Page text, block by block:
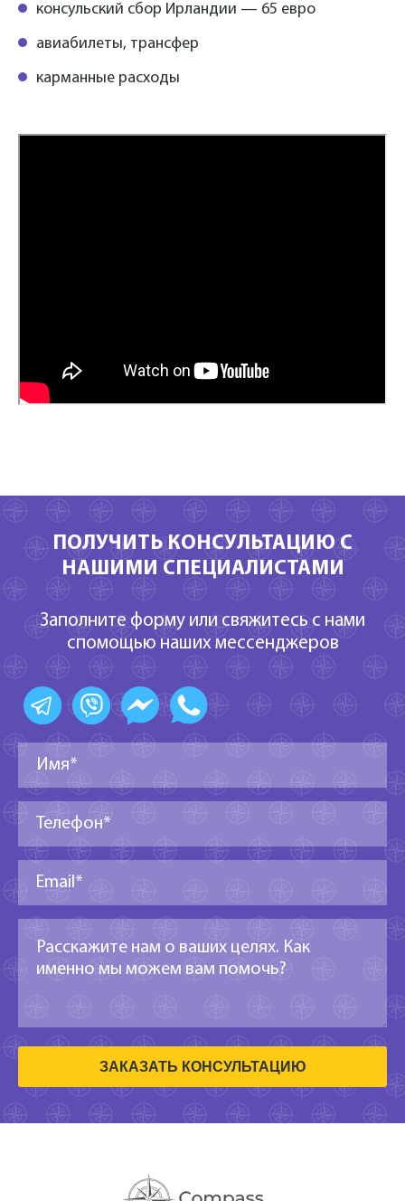
консульский сбор Ирландии — 65 евро
авиабилеты, трансфер
карманные расходы
ПОЛУЧИТЬ КОНСУЛЬТАЦИЮ С
НАШИМИ СПЕЦИАЛИСТАМИ
Заполните форму или свяжитесь с нами
спомощью наших мессенджеров
ЗАКАЗАТЬ КОНСУЛЬТАЦИЮ